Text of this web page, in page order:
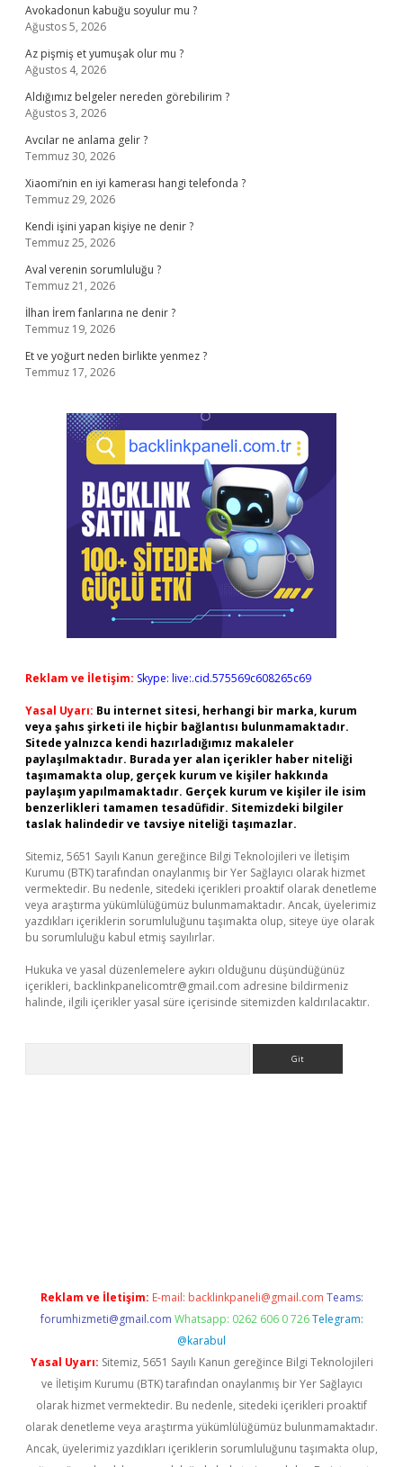
Avokadonun kabuğu soyulur mu ?
Ağustos 5, 2026
Az pişmiş et yumuşak olur mu ?
Ağustos 4, 2026
Aldığımız belgeler nereden görebilirim ?
Ağustos 3, 2026
Avcılar ne anlama gelir ?
Temmuz 30, 2026
Xiaomi’nin en iyi kamerası hangi telefonda ?
Temmuz 29, 2026
Kendi işini yapan kişiye ne denir ?
Temmuz 25, 2026
Aval verenin sorumluluğu ?
Temmuz 21, 2026
İlhan İrem fanlarına ne denir ?
Temmuz 19, 2026
Et ve yoğurt neden birlikte yenmez ?
Temmuz 17, 2026
Reklam ve İletişim: Skype: live:.cid.575569c608265c69
Yasal Uyarı: Bu internet sitesi, herhangi bir marka, kurum
veya şahıs şirketi ile hiçbir bağlantısı bulunmamaktadır.
Sitede yalnızca kendi hazırladığımız makaleler
paylaşılmaktadır. Burada yer alan içerikler haber niteliği
taşımamakta olup, gerçek kurum ve kişiler hakkında
paylaşım yapılmamaktadır. Gerçek kurum ve kişiler ile isim
benzerlikleri tamamen tesadüfidir. Sitemizdeki bilgiler
taslak halindedir ve tavsiye niteliği taşımazlar.
Sitemiz, 5651 Sayılı Kanun gereğince Bilgi Teknolojileri ve İletişim
Kurumu (BTK) tarafından onaylanmış bir Yer Sağlayıcı olarak hizmet
vermektedir. Bu nedenle, sitedeki içerikleri proaktif olarak denetleme
veya araştırma yükümlülüğümüz bulunmamaktadır. Ancak, üyelerimiz
yazdıkları içeriklerin sorumluluğunu taşımakta olup, siteye üye olarak
bu sorumluluğu kabul etmiş sayılırlar.
Hukuka ve yasal düzenlemelere aykırı olduğunu düşündüğünüz
içerikleri, backlinkpanelicomtr@gmail.com adresine bildirmeniz
halinde, ilgili içerikler yasal süre içerisinde sitemizden kaldırılacaktır.
Reklam ve İletişim: E-mail: backlinkpaneli@gmail.com Teams:
forumhizmeti@gmail.com Whatsapp: 0262 606 0 726 Telegram:
@karabul
Yasal Uyarı: Sitemiz, 5651 Sayılı Kanun gereğince Bilgi Teknolojileri
ve İletişim Kurumu (BTK) tarafından onaylanmış bir Yer Sağlayıcı
olarak hizmet vermektedir. Bu nedenle, sitedeki içerikleri proaktif
olarak denetleme veya araştırma yükümlülüğümüz bulunmamaktadır.
Ancak, üyelerimiz yazdıkları içeriklerin sorumluluğunu taşımakta olup,